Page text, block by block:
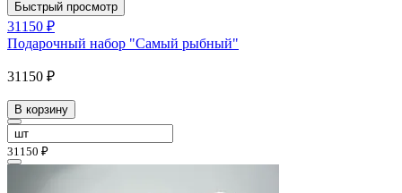
Быстрый просмотр
31150 ₽
Подарочный набор "Самый рыбный"
31150 ₽
В корзину
31150 ₽